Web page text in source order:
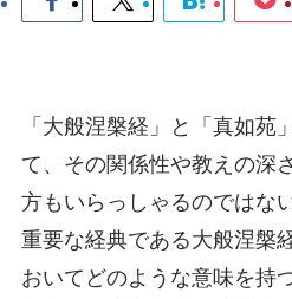
「大般涅槃経」と「真如苑
て、その関係性や教えの深
方もいらっしゃるのではな
重要な経典である大般涅槃
おいてどのような意味を持